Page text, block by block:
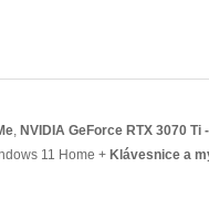
, NVIDIA GeForce RTX 3070 Ti
11 Home + Klávesnice a